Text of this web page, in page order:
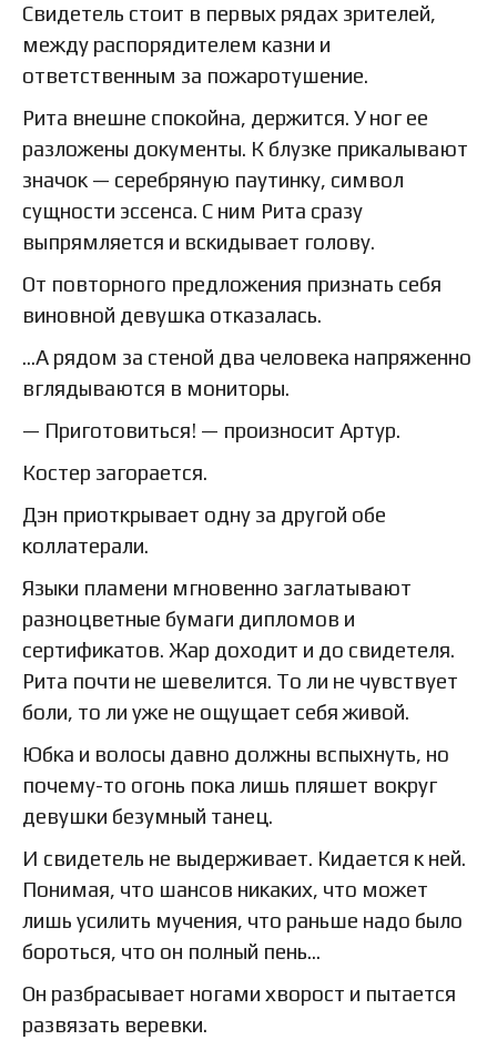
Свидетель стоит в первых рядах зрителей,
между распорядителем казни и
ответственным за пожаротушение.
Рита внешне спокойна, держится. У ног ее
разложены документы. К блузке прикалывают
значок — серебряную паутинку, символ
сущности эссенса. С ним Рита сразу
выпрямляется и вскидывает голову.
От повторного предложения признать себя
виновной девушка отказалась.
…А рядом за стеной два человека напряженно
вглядываются в мониторы.
— Приготовиться! — произносит Артур.
Костер загорается.
Дэн приоткрывает одну за другой обе
коллатерали.
Языки пламени мгновенно заглатывают
разноцветные бумаги дипломов и
сертификатов. Жар доходит и до свидетеля.
Рита почти не шевелится. То ли не чувствует
боли, то ли уже не ощущает себя живой.
Юбка и волосы давно должны вспыхнуть, но
почему-то огонь пока лишь пляшет вокруг
девушки безумный танец.
И свидетель не выдерживает. Кидается к ней.
Понимая, что шансов никаких, что может
лишь усилить мучения, что раньше надо было
бороться, что он полный пень…
Он разбрасывает ногами хворост и пытается
развязать веревки.